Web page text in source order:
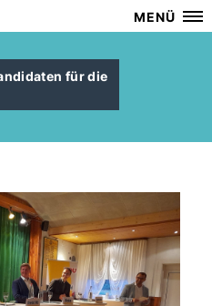
MENÜ
für die